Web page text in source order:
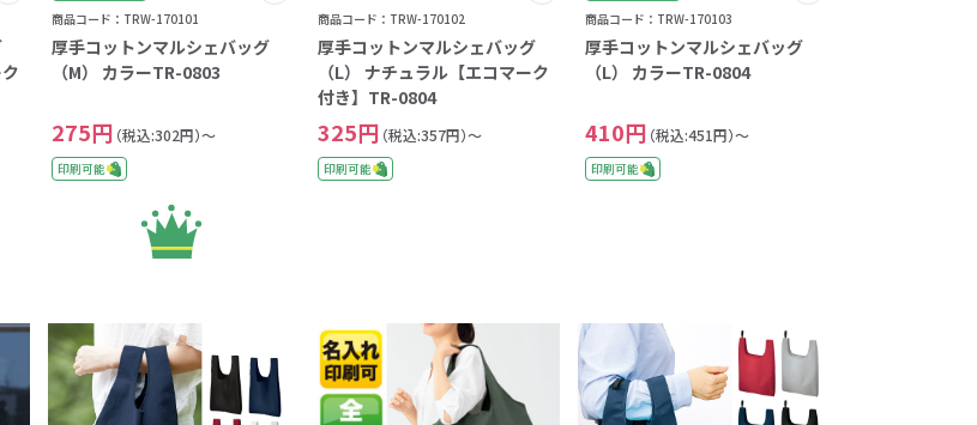
商品コード：TRW-170101
厚手コットンマルシェバッグ
（M） カラーTR-0803
275円 （税込:302円）～
印刷可能
商品コード：TRW-170102
厚手コットンマルシェバッグ
（L） ナチュラル【エコマーク
付き】TR-0804
325円 （税込:357円）～
印刷可能
商品コード：TRW-170103
厚手コットンマルシェバッグ
（L） カラーTR-0804
410円 （税込:451円）～
印刷可能